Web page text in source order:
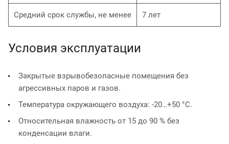
Средний срок службы, не менее 7 лет
Условия эксплуатации
Закрытые взрывобезопасные помещения без
агрессивных паров и газов.
Температура окружающего воздуха: -20…+50 °С.
Относительная влажность от 15 до 90 % без
конденсации влаги.